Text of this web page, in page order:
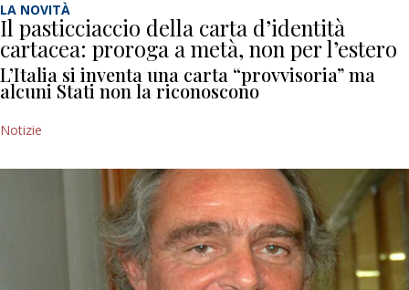
LA NOVITÀ
Il pasticciaccio della carta d’identità
cartacea: proroga a metà, non per l’estero
L’Italia si inventa una carta “provvisoria” ma
alcuni Stati non la riconoscono
Notizie